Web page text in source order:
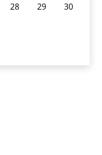
28 29
30